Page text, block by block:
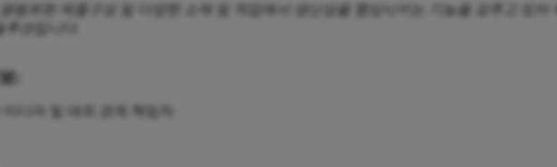
범위한 제품구성 및 다양한 소재 및 작업에서 생산성을 향상시키는 기능을 갖추고 있어
션입니다.
:
디어 및 대외 관계 책임자